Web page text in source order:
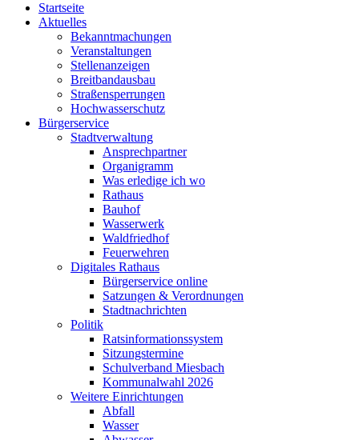
Startseite
Aktuelles
Bekanntmachungen
Veranstaltungen
Stellenanzeigen
Breitbandausbau
Straßensperrungen
Hochwasserschutz
Bürgerservice
Stadtverwaltung
Ansprechpartner
Organigramm
Was erledige ich wo
Rathaus
Bauhof
Wasserwerk
Waldfriedhof
Feuerwehren
Digitales Rathaus
Bürgerservice online
Satzungen & Verordnungen
Stadtnachrichten
Politik
Ratsinformationssystem
Sitzungstermine
Schulverband Miesbach
Kommunalwahl 2026
Weitere Einrichtungen
Abfall
Wasser